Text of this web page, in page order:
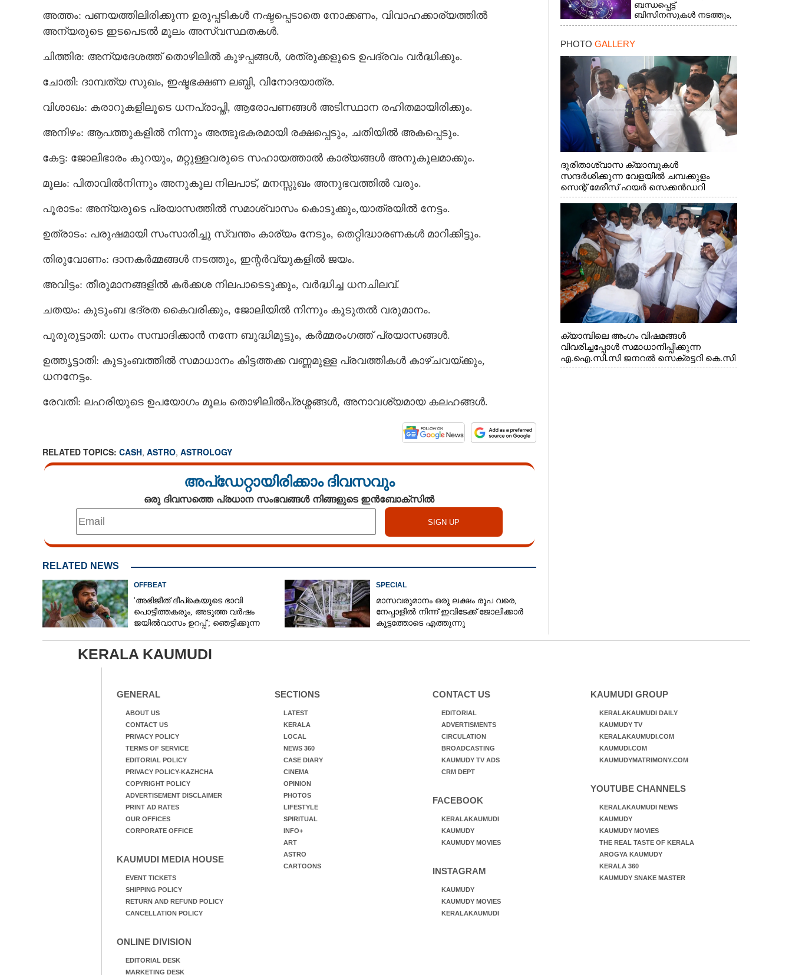
അത്തം: പണയത്തിലിരിക്കുന്ന ഉരുപ്പടികൾ നഷ്ടപ്പെടാതെ നോക്കണം, വിവാഹക്കാര്യത്തിൽ
അന്യരുടെ ഇടപെടൽ മൂലം അസ്വസ്ഥതകൾ.
ചിത്തിര: അന്യദേശത്ത് തൊഴിലിൽ കുഴപ്പങ്ങൾ, ശത്രുക്കളുടെ ഉപദ്രവം വർദ്ധിക്കും.
ചോതി: ദാമ്പത്യ സുഖം, ഇഷ്ടഭക്ഷണ ലബ്ധി, വിനോദയാത്ര.
വിശാഖം: കരാറുകളിലൂടെ ധനപ്രാപ്തി, ആരോപണങ്ങൾ അടിസ്ഥാന രഹിതമായിരിക്കും.
അനിഴം: ആപത്തുകളിൽ നിന്നും അത്ഭുഭകരമായി രക്ഷപ്പെടും, ചതിയിൽ അകപ്പെടും.
കേട്ട: ജോലിഭാരം കുറയും, മറ്റുള്ളവരുടെ സഹായത്താൽ കാര്യങ്ങൾ അനുകൂലമാക്കും.
മൂലം: പിതാവിൽനിന്നും അനുകൂല നിലപാട്, മനസ്സുഖം അനുഭവത്തിൽ വരും.
പൂരാടം: അന്യരുടെ പ്രയാസത്തിൽ സമാശ്വാസം കൊടുക്കും,യാത്രയിൽ നേട്ടം.
ഉത്രാടം: പരുഷമായി സംസാരിച്ചു സ്വന്തം കാര്യം നേടും, തെറ്റിദ്ധാരണകൾ മാറിക്കിട്ടും.
തിരുവോണം: ദാനകർമ്മങ്ങൾ നടത്തും, ഇന്റർവ്യുകളിൽ ജയം.
അവിട്ടം: തീരുമാനങ്ങളിൽ കർക്കശ നിലപാടെടുക്കും, വർദ്ധിച്ച ധനചിലവ്.
ചതയം: കുടുംബ ഭദ്രത കൈവരിക്കും, ജോലിയിൽ നിന്നും കൂടുതൽ വരുമാനം.
പൂരുരുട്ടാതി: ധനം സമ്പാദിക്കാൻ നന്നേ ബുദ്ധിമുട്ടും, കർമ്മരംഗത്ത് പ്രയാസങ്ങൾ.
ഉത്തൃട്ടാതി: കുടുംബത്തിൽ സമാധാനം കിട്ടത്തക്ക വണ്ണമുള്ള പ്രവത്തികൾ കാഴ്ചവയ്ക്കും,
ധനനേട്ടം.
രേവതി: ലഹരിയുടെ ഉപയോഗം മൂലം തൊഴിലിൽപ്രശ്നങ്ങൾ, അനാവശ്യമായ കലഹങ്ങൾ.
RELATED TOPICS: CASH, ASTRO, ASTROLOGY
അപ്ഡേറ്റായിരിക്കാം ദിവസവും
ഒരു ദിവസത്തെ പ്രധാന സംഭവങ്ങൾ നിങ്ങളുടെ ഇൻബോക്സിൽ
RELATED NEWS
OFFBEAT
'അഭിജീത് ദീപ്‌കെയുടെ ഭാവി
പൊട്ടിത്തകരും, അടുത്ത വർഷം
ജയിൽവാസം ഉറപ്പ്'; ഞെട്ടിക്കുന്ന
SPECIAL
മാസവരുമാനം ഒരു ലക്ഷം രൂപ വരെ,
നേപ്പാളിൽ നിന്ന് ഇവിടേക്ക് ജോലിക്കാർ
കൂട്ടത്തോടെ എത്തുന്നു
ബന്ധപ്പെട്ട്
ബിസിനസുകൾ നടത്തും,
ദീർഘകാലമായുള്ള
PHOTO GALLERY
ദുരിതാശ്വാസ ക്യാമ്പുകൾ
സന്ദർശിക്കുന്ന വേളയിൽ ചമ്പക്കുളം
സെന്റ് മേരീസ് ഹയർ സെക്കൻഡറി
സ്കൂളിലെ ക്യാമ്പിലെത്തിയ എ.ഐ.സി.സി
ജനറൽ സെക്രട്ടറി കെ.സി
വേണുഗോപാൽ എം.പി കുരുന്നിനെ
എടുത്ത് ലാളിച്ചപ്പോൾ. സഹകരണ-
എക്സൈസ് വകുപ്പ് മന്ത്രി എം. ലിജു,
കൃഷിവകുപ്പ് മന്ത്രി ടി. സിദ്ദിഖ്, റെജി
ചെറിയാൻ എം. എൽ. എ എന്നിവർ സമീപം
ക്യാമ്പിലെ അംഗം വിഷമങ്ങൾ
വിവരിച്ചപ്പോൾ സമാധാനിപ്പിക്കുന്ന
എ.ഐ.സി.സി ജനറൽ സെക്രട്ടറി കെ.സി
വേണുഗോപാൽ എം.പി. സഹകരണ-
KERALA KAUMUDI
GENERAL
ABOUT US
CONTACT US
PRIVACY POLICY
TERMS OF SERVICE
EDITORIAL POLICY
PRIVACY POLICY-KAZHCHA
COPYRIGHT POLICY
ADVERTISEMENT DISCLAIMER
PRINT AD RATES
OUR OFFICES
CORPORATE OFFICE
KAUMUDI MEDIA HOUSE
EVENT TICKETS
SHIPPING POLICY
RETURN AND REFUND POLICY
CANCELLATION POLICY
ONLINE DIVISION
EDITORIAL DESK
MARKETING DESK
SECTIONS
LATEST
KERALA
LOCAL
NEWS 360
CASE DIARY
CINEMA
OPINION
PHOTOS
LIFESTYLE
SPIRITUAL
INFO+
ART
ASTRO
CARTOONS
CONTACT US
EDITORIAL
ADVERTISMENTS
CIRCULATION
BROADCASTING
KAUMUDY TV ADS
CRM DEPT
FACEBOOK
KERALAKAUMUDI
KAUMUDY
KAUMUDY MOVIES
INSTAGRAM
KAUMUDY
KAUMUDY MOVIES
KERALAKAUMUDI
KAUMUDI GROUP
KERALAKAUMUDI DAILY
KAUMUDY TV
KERALAKAUMUDI.COM
KAUMUDI.COM
KAUMUDYMATRIMONY.COM
YOUTUBE CHANNELS
KERALAKAUMUDI NEWS
KAUMUDY
KAUMUDY MOVIES
THE REAL TASTE OF KERALA
AROGYA KAUMUDY
KERALA 360
KAUMUDY SNAKE MASTER
നാളെ ധനനേട്ടം ഉണ്ടാകുന്ന നക്ഷത്രക്കാർ
വഴികൾ തുറന്നുവരും
Copy Link